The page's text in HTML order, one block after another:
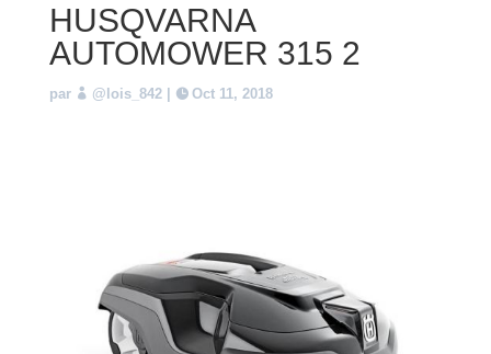
HUSQVARNA
AUTOMOWER 315 2
par @lois_842| Oct 11, 2018